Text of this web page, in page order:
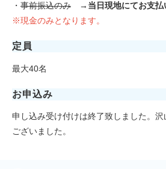
・ 事前振込のみ
→当日現地にてお支払
※現金のみとなります。
定員
最大40名
お申込み
申し込み受け付けは終了致しました。
ございました。